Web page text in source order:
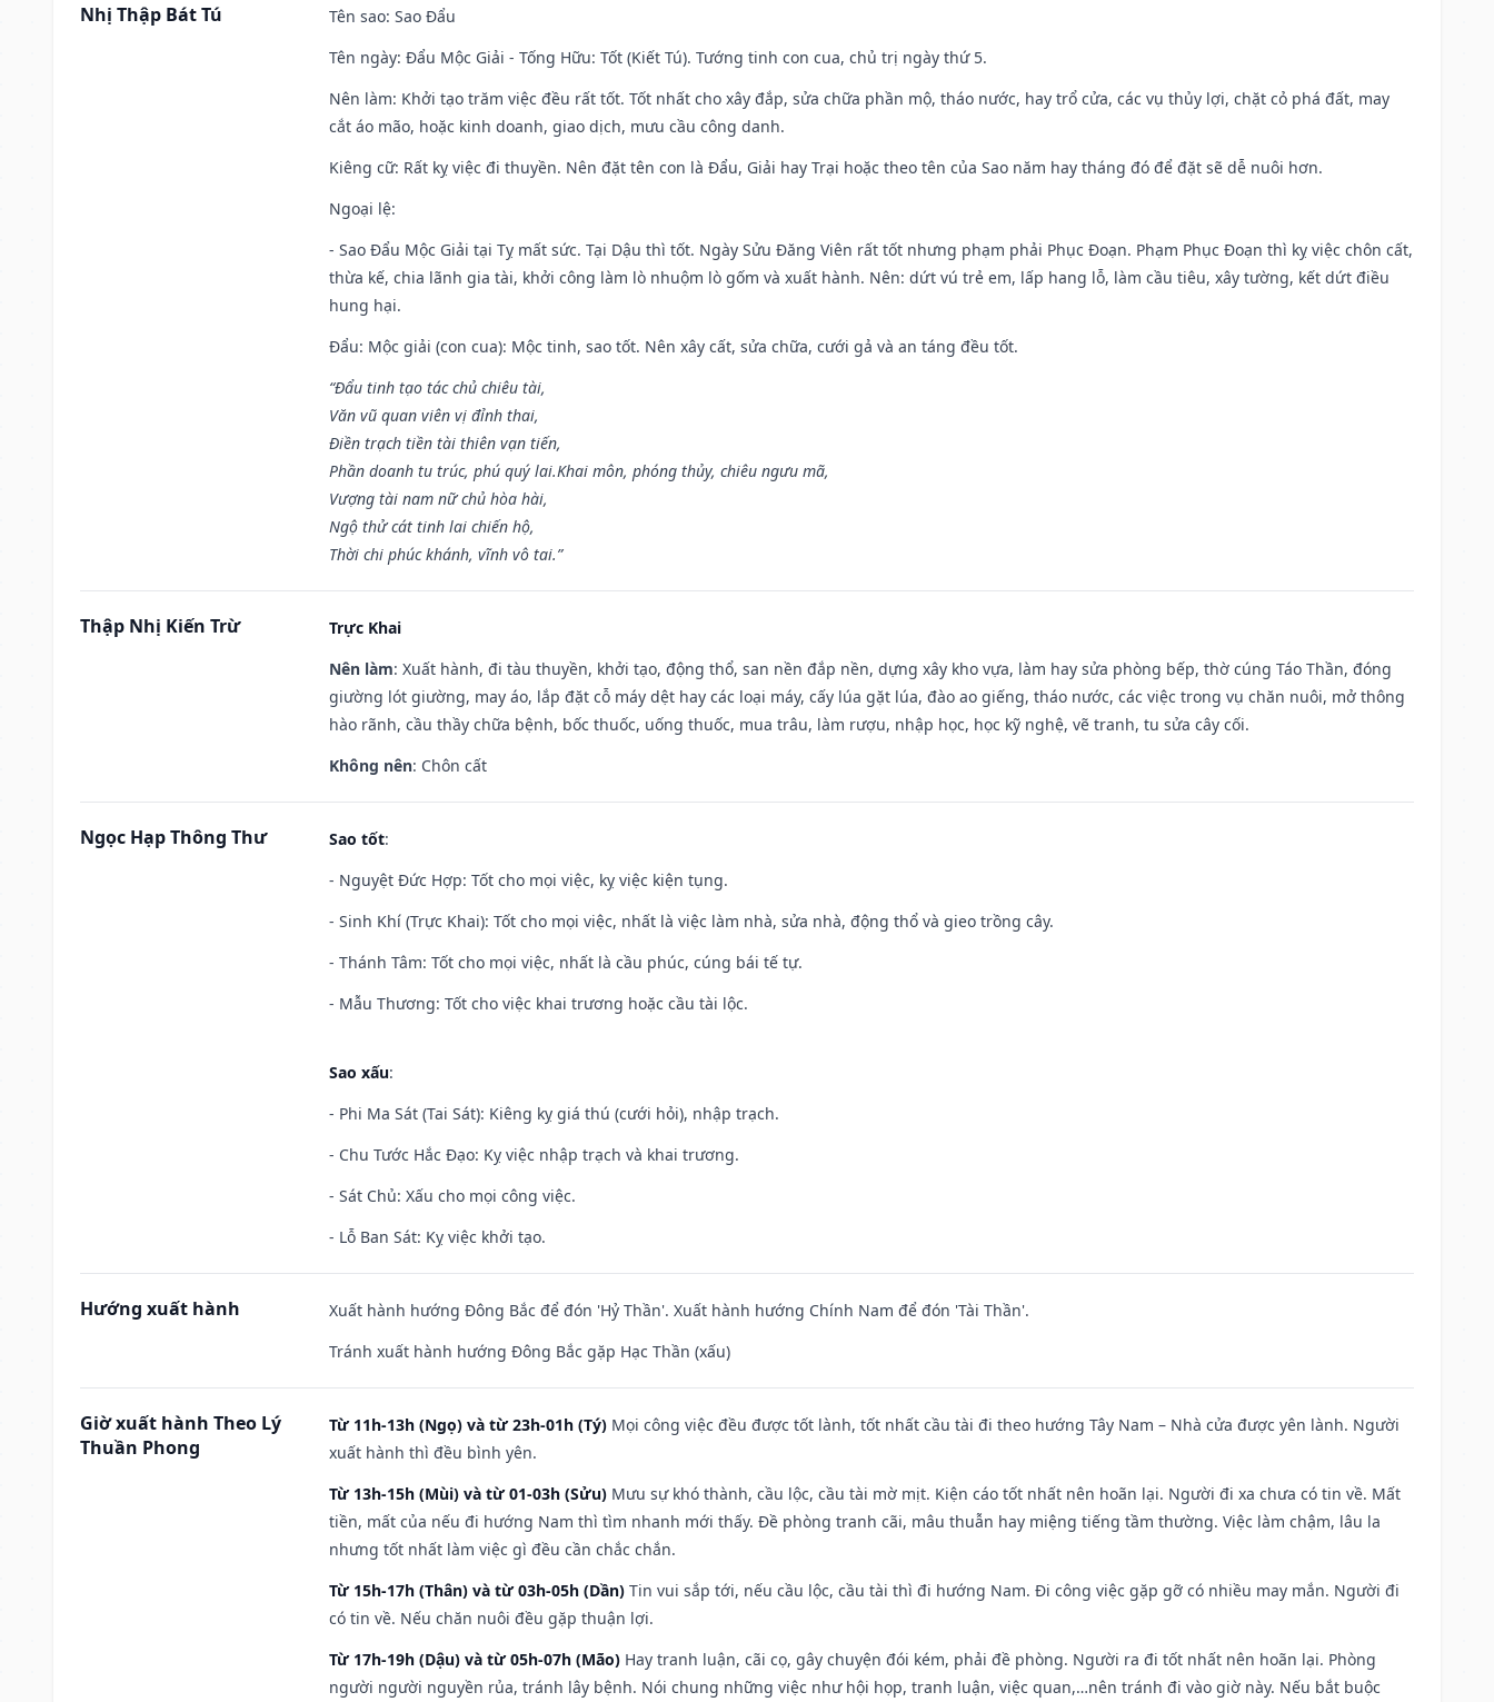
Nhị Thập Bát Tú Tên sao: Sao Đẩu
Tên ngày: Đẩu Mộc Giải - Tống Hữu: Tốt (Kiết Tú). Tướng tinh con cua, chủ trị ngày thứ 5.
Nên làm: Khởi tạo trăm việc đều rất tốt. Tốt nhất cho xây đắp, sửa chữa phần mộ, tháo nước, hay trổ cửa, các vụ thủy lợi, chặt cỏ phá đất, may
cắt áo mão, hoặc kinh doanh, giao dịch, mưu cầu công danh.
Kiêng cữ: Rất kỵ việc đi thuyền. Nên đặt tên con là Đẩu, Giải hay Trại hoặc theo tên của Sao năm hay tháng đó để đặt sẽ dễ nuôi hơn.
Ngoại lệ:
- Sao Đẩu Mộc Giải tại Tỵ mất sức. Tại Dậu thì tốt. Ngày Sửu Đăng Viên rất tốt nhưng phạm phải Phục Đoạn. Phạm Phục Đoạn thì kỵ việc chôn cất,
thừa kế, chia lãnh gia tài, khởi công làm lò nhuộm lò gốm và xuất hành. Nên: dứt vú trẻ em, lấp hang lỗ, làm cầu tiêu, xây tường, kết dứt điều
hung hại.
Đẩu: Mộc giải (con cua): Mộc tinh, sao tốt. Nên xây cất, sửa chữa, cưới gả và an táng đều tốt.
“Đẩu tinh tạo tác chủ chiêu tài,
Văn vũ quan viên vị đỉnh thai,
Điền trạch tiền tài thiên vạn tiến,
Phần doanh tu trúc, phú quý lai.Khai môn, phóng thủy, chiêu ngưu mã,
Vượng tài nam nữ chủ hòa hài,
Ngộ thử cát tinh lai chiến hộ,
Thời chi phúc khánh, vĩnh vô tai.”
Thập Nhị Kiến Trừ
Trực Khai
Nên làm: Xuất hành, đi tàu thuyền, khởi tạo, động thổ, san nền đắp nền, dựng xây kho vựa, làm hay sửa phòng bếp, thờ cúng Táo Thần, đóng
giường lót giường, may áo, lắp đặt cỗ máy dệt hay các loại máy, cấy lúa gặt lúa, đào ao giếng, tháo nước, các việc trong vụ chăn nuôi, mở thông
hào rãnh, cầu thầy chữa bệnh, bốc thuốc, uống thuốc, mua trâu, làm rượu, nhập học, học kỹ nghệ, vẽ tranh, tu sửa cây cối.
Không nên: Chôn cất
Ngọc Hạp Thông Thư Sao tốt:
- Nguyệt Đức Hợp: Tốt cho mọi việc, kỵ việc kiện tụng.
- Sinh Khí (Trực Khai): Tốt cho mọi việc, nhất là việc làm nhà, sửa nhà, động thổ và gieo trồng cây.
- Thánh Tâm: Tốt cho mọi việc, nhất là cầu phúc, cúng bái tế tự.
- Mẫu Thương: Tốt cho việc khai trương hoặc cầu tài lộc.
Sao xấu:
- Phi Ma Sát (Tai Sát): Kiêng kỵ giá thú (cưới hỏi), nhập trạch.
- Chu Tước Hắc Đạo: Kỵ việc nhập trạch và khai trương.
- Sát Chủ: Xấu cho mọi công việc.
- Lỗ Ban Sát: Kỵ việc khởi tạo.
Hướng xuất hành
Xuất hành hướng Đông Bắc để đón 'Hỷ Thần'. Xuất hành hướng Chính Nam để đón 'Tài Thần'.
Tránh xuất hành hướng Đông Bắc gặp Hạc Thần (xấu)
Giờ xuất hành Theo Lý
Thuần Phong
Từ 11h-13h (Ngọ) và từ 23h-01h (Tý) Mọi công việc đều được tốt lành, tốt nhất cầu tài đi theo hướng Tây Nam – Nhà cửa được yên lành. Người
xuất hành thì đều bình yên.
Từ 13h-15h (Mùi) và từ 01-03h (Sửu) Mưu sự khó thành, cầu lộc, cầu tài mờ mịt. Kiện cáo tốt nhất nên hoãn lại. Người đi xa chưa có tin về. Mất
tiền, mất của nếu đi hướng Nam thì tìm nhanh mới thấy. Đề phòng tranh cãi, mâu thuẫn hay miệng tiếng tầm thường. Việc làm chậm, lâu la
nhưng tốt nhất làm việc gì đều cần chắc chắn.
Từ 15h-17h (Thân) và từ 03h-05h (Dần) Tin vui sắp tới, nếu cầu lộc, cầu tài thì đi hướng Nam. Đi công việc gặp gỡ có nhiều may mắn. Người đi
có tin về. Nếu chăn nuôi đều gặp thuận lợi.
Từ 17h-19h (Dậu) và từ 05h-07h (Mão) Hay tranh luận, cãi cọ, gây chuyện đói kém, phải đề phòng. Người ra đi tốt nhất nên hoãn lại. Phòng
người người nguyền rủa, tránh lây bệnh. Nói chung những việc như hội họp, tranh luận, việc quan,…nên tránh đi vào giờ này. Nếu bắt buộc